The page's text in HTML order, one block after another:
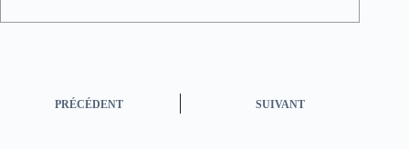
PRÉCÉDENT SUIVANT